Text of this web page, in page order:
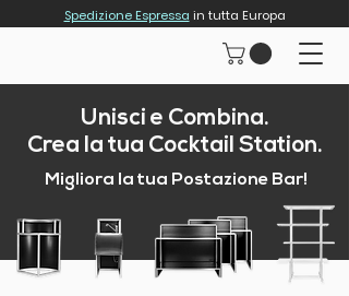
Spedizione Espressa in tutta Europa
Unisci e Combina.
Crea la tua Cocktail Station.
Migliora la tua Postazione Bar!